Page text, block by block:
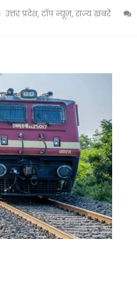
उत्तर प्रदेश,टॉप न्यूज़,राज्य खबरें